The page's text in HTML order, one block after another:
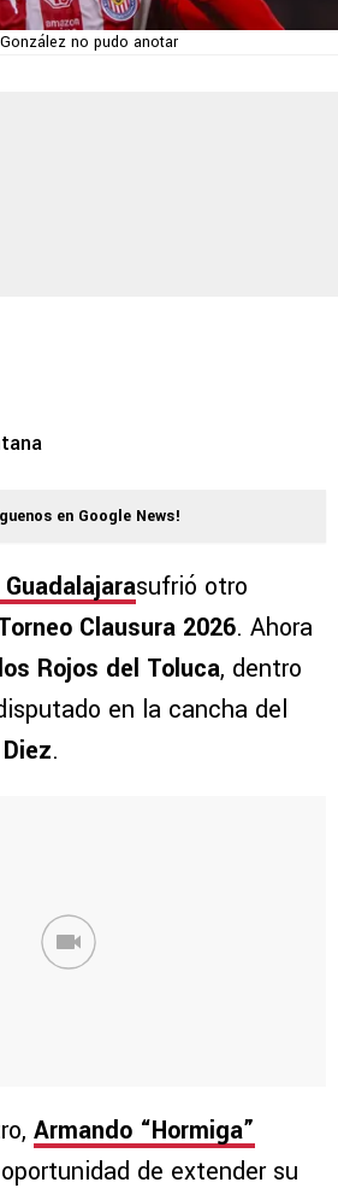
no pudo anotar
en Google News!
sufrió otro
Clausura 2026. Ahora
Rojos del Toluca, dentro
en la cancha del
.
Armando “Hormiga”
de extender su